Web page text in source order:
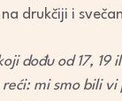
drukčiji i
dođu od 17, 19
mi smo bili